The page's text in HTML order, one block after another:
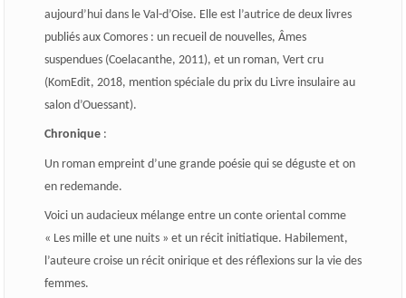
aujourd’hui dans le Val-d’Oise. Elle est l’autrice de deux livres
publiés aux Comores : un recueil de nouvelles, Âmes
suspendues (Coelacanthe, 2011), et un roman, Vert cru
(KomEdit, 2018, mention spéciale du prix du Livre insulaire au
salon d’Ouessant).
Chronique:
Un roman empreint d’une grande poésie qui se déguste et on
en redemande.
Voici un audacieux mélange entre un conte oriental comme
« Les mille et une nuits » et un récit initiatique. Habilement,
l’auteure croise un récit onirique et des réflexions sur la vie des
femmes.